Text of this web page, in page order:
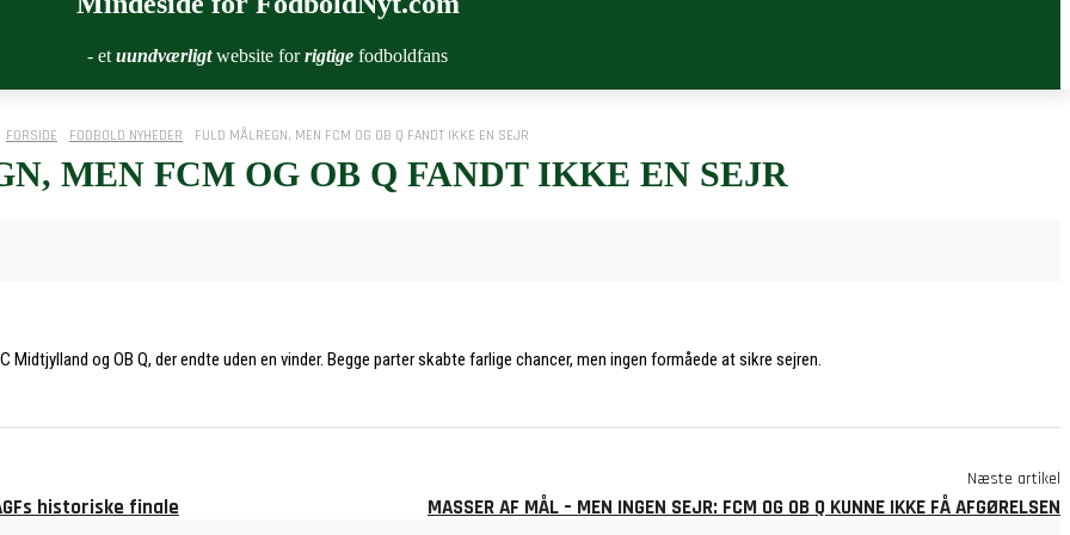
- et uundværligtwebsite forrigtige fodboldfans
FORSIDE FODBOLD NYHEDER FULD MÅLREGN, MEN FCM OG OB Q FANDT IKKE EN SEJR
MEN FCM OG OB Q FANDT IKKE EN SEJR
og OB Q, der endte uden en vinder. Begge parter skabte farlige chancer, men ingen formåede at sikre sejren.
historiske finale
Næste artikel
MASSER AF MÅL – MEN INGEN SEJR: FCM OG OB Q KUNNE IKKE FÅ AFGØRELSEN